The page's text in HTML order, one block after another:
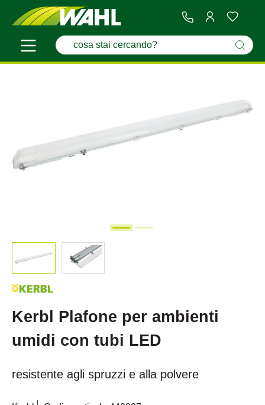
Kerbl Plafone per ambienti
umidi con tubi LED
resistente agli spruzzi e alla polvere